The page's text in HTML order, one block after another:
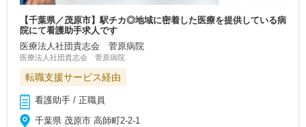
【千葉県／茂原市】駅チカ◎地域に密着した医療を提供している病
院にて看護助手求人です
医療法人社団貴志会 菅原病院
医療法人社団貴志会 菅原病院
転職支援サービス経由
看護助手 / 正職員
千葉県 茂原市 高師町2-2-1